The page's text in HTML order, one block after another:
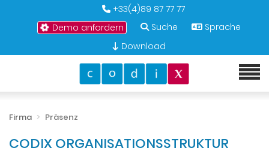
+33(4)89 87 77 77
Demo anfordern
Suche
Sprache
Download
Firma Präsenz
CODIX ORGANISATIONSSTRUKTUR